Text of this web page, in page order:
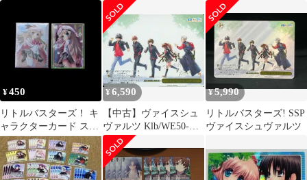
トレカ 小毬サイン入
¥450
リトルバスターズ！ キ
ャラクターカード スリ
ーブ 2種セット
¥6,590
【中古】ヴァイスシュ
ヴァルツ Klb/WE50-
15SSP[SSP]：(ホロ)リ
トルバスターズ!(麻枝
准金箔押しサイン入り)
¥5,990
リトルバスターズ! SSP
ヴァイスシュヴァルツ